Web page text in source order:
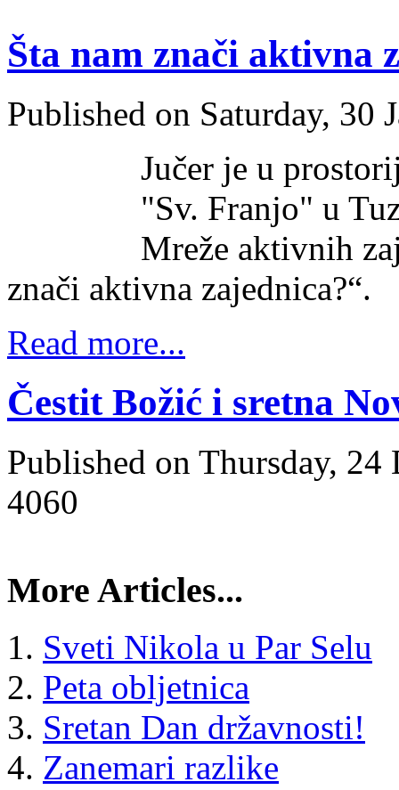
Šta nam znači aktivna
Published on Saturday, 30
Jučer je u
"Sv. Franjo" u
Mreže aktivnih
znači aktivna zajednica?“.
Read more...
Čestit Božić i sretna
Published on Thursday, 24
4060
More Articles...
Sveti Nikola u Par Selu
Peta obljetnica
Sretan Dan državnosti!
Zanemari razlike